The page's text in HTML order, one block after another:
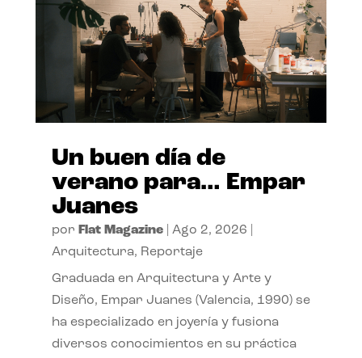
Un buen día de
verano para… Empar
Juanes
por Flat Magazine| Ago 2, 2026
Arquitectura, Reportaje
Graduada en Arquitectura y Arte y
Diseño, Empar Juanes (Valencia, 1990) se
ha especializado en joyería y fusiona
diversos conocimientos en su práctica